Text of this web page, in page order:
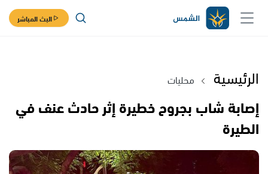
البث المباشر
الرئيسية محليات
إصابة شاب بجروح خطيرة إثر حادث عنف في
الطيرة